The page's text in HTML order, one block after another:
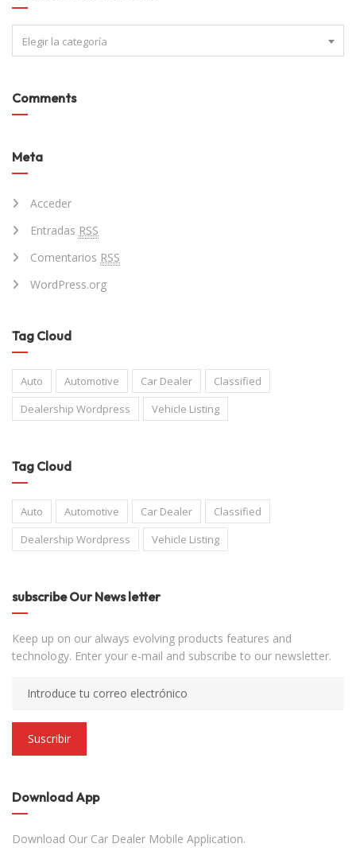
Elegir la categoría
Comments
Meta
Acceder
Entradas RSS
Comentarios RSS
WordPress.org
Tag Cloud
Auto Automotive Car Dealer
Classified
Dealership Wordpress
Vehicle Listing
Tag Cloud
Auto Automotive Car Dealer
Classified
Dealership Wordpress
Vehicle Listing
subscribe Our News letter
Keep up on our always evolving products features and
technology. Enter your e-mail and subscribe to our newsletter.
Suscribir
Download App
Download Our Car Dealer Mobile Application.